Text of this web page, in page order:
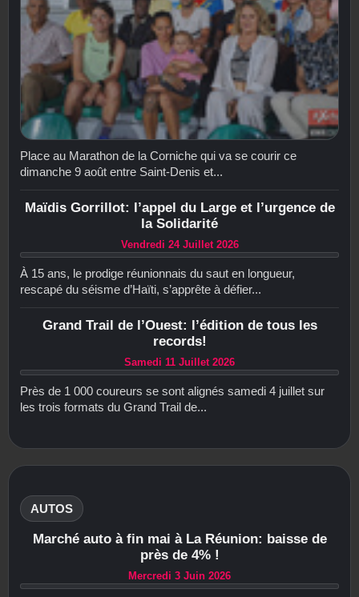
Place au Marathon de la Corniche qui va se courir ce
dimanche 9 août entre Saint-Denis et...
Maïdis Gorrillot: l’appel du Large et l’urgence de
la Solidarité
Vendredi 24 Juillet 2026
À 15 ans, le prodige réunionnais du saut en longueur,
rescapé du séisme d’Haïti, s’apprête à défier...
Grand Trail de l’Ouest: l’édition de tous les
records!
Samedi 11 Juillet 2026
Près de 1 000 coureurs se sont alignés samedi 4 juillet sur
les trois formats du Grand Trail de...
AUTOS
Marché auto à fin mai à La Réunion: baisse de
près de 4% !
Mercredi 3 Juin 2026